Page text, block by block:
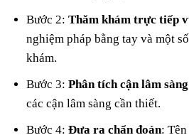
Bước 2: Thăm khám trực tiếp
nghiệm pháp bằng tay và một
khám.
Bước 3:Phân tích cận lâm sàng
các cận lâm sàng cần thiết.
Bước 4:Đưa ra chẩn đoán: